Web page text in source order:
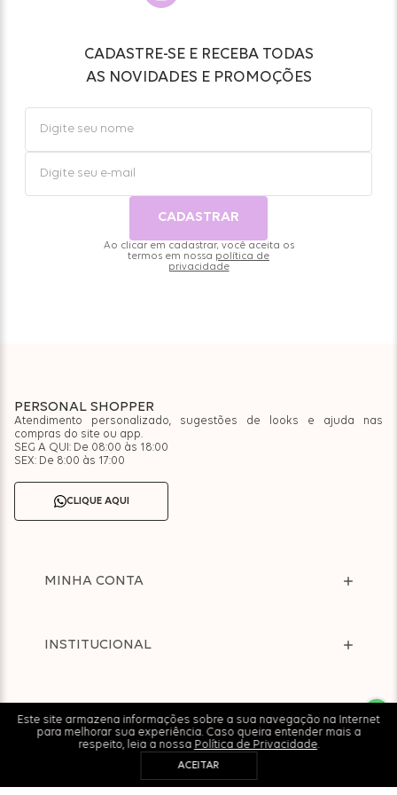
Este site armazena informações sobre a sua navegação na Internet
para melhorar sua experiência. Caso queira entender mais a
respeito, leia a nossa Política de Privacidade.
ACEITAR
CADASTRE-SE E RECEBA TODAS
AS NOVIDADES E PROMOÇÕES
CADASTRAR
Ao clicar em cadastrar, você aceita os
termos em nossa política de
privacidade
PERSONAL SHOPPER
Atendimento personalizado, sugestões de looks e ajuda nas
compras do site ou app.
SEG A QUI: De 08:00 às 18:00
SEX: De 8:00 às 17:00
CLIQUE AQUI
MINHA CONTA
INSTITUCIONAL